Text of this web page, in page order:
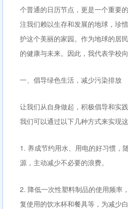
个普通的日历节点，更是一个重要
注我们赖以生存和发展的地球，珍
护这个美丽的家园。作为地球的居
的健康与未来。因此，我代表学校
一、倡导绿色生活，减少污染排放
让我们从自身做起，积极倡导和实
我们可以通过以下几种方式来实现
1. 养成节约用水、用电的好习惯，
源，主动减少不必要的浪费。
2. 降低一次性塑料制品的使用频率
复使用的饮水杯和餐具等，为减少